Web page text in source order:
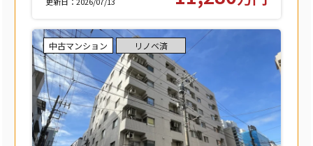
中古マンション リノベ済